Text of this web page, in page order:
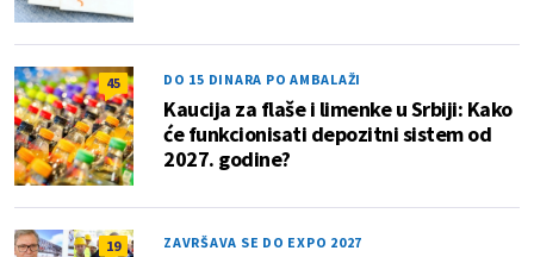
45 DO 15 DINARA PO AMBALAŽI
Kaucija za flaše i limenke u Srbiji: Kako
će funkcionisati depozitni sistem od
2027. godine?
19 ZAVRŠAVA SE DO EXPO 2027